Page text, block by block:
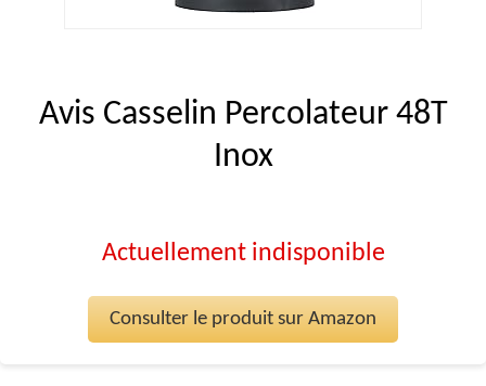
Avis Casselin Percolateur 48T
Inox
Actuellement indisponible
Consulter le produit sur Amazon